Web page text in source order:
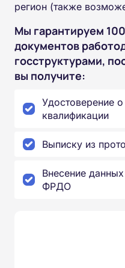
регион (также
Мы гарантируем
документов
госструктурами,
вы получите:
Удостоверение
квалификации
Выписку из
Внесение
ФРДО